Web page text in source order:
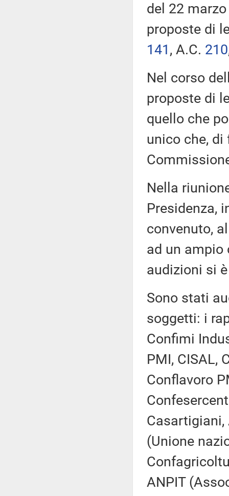
del 22
proposte di
141​, A.C. 210
Nel corso
proposte di
quello che
unico che,
Nella
Presidenza,
convenuto,
ad un
audizioni si
Sono stati
soggetti: i
Confimi
PMI, CISAL,
Conflavoro
Casartigiani,
(Unione
ANPIT